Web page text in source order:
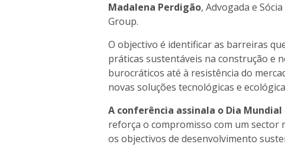
Madalena Perdigão, Advogada e
Group.
O objectivo é identificar as barreiras
práticas sustentáveis na construção e
burocráticos até à resistência do
novas soluções tecnológicas e
A conferência assinala o Dia
reforça o compromisso com um sector
os objectivos de desenvolvimento